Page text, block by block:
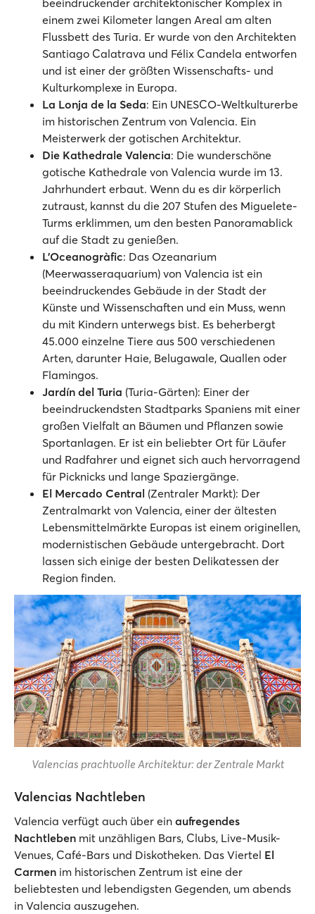
einem zwei Kilometer langen Areal am alten
Flussbett des Turia. Er wurde von den Architekten
Santiago Calatrava und Félix Candela entworfen
und ist einer der größten Wissenschafts- und
Kulturkomplexe in Europa.
La Lonja de la Seda: Ein UNESCO-Weltkulturerbe
im historischen Zentrum von Valencia. Ein
Meisterwerk der gotischen Architektur.
Die Kathedrale Valencia: Die wunderschöne
gotische Kathedrale von Valencia wurde im 13.
Jahrhundert erbaut. Wenn du es dir körperlich
zutraust, kannst du die 207 Stufen des Miguelete-
Turms erklimmen, um den besten Panoramablick
auf die Stadt zu genießen.
L'Oceanogràfic: Das Ozeanarium
(Meerwasseraquarium) von Valencia ist ein
beeindruckendes Gebäude in der Stadt der
Künste und Wissenschaften und ein Muss, wenn
du mit Kindern unterwegs bist. Es beherbergt
45.000 einzelne Tiere aus 500 verschiedenen
Arten, darunter Haie, Belugawale, Quallen oder
Flamingos.
Jardín del Turia (Turia-Gärten): Einer der
beeindruckendsten Stadtparks Spaniens mit einer
großen Vielfalt an Bäumen und Pflanzen sowie
Sportanlagen. Er ist ein beliebter Ort für Läufer
und Radfahrer und eignet sich auch hervorragend
für Picknicks und lange Spaziergänge.
El Mercado Central (Zentraler Markt): Der
Zentralmarkt von Valencia, einer der ältesten
Lebensmittelmärkte Europas ist einem originellen,
modernistischen Gebäude untergebracht. Dort
lassen sich einige der besten Delikatessen der
Region finden.
Valencias prachtvolle Architektur: der Zentrale Markt
Valencias Nachtleben
Valencia verfügt auch über ein aufregendes
Nachtleben mit unzähligen Bars, Clubs, Live-Musik-
Venues, Café-Bars und Diskotheken. Das Viertel El
Carmen im historischen Zentrum ist eine der
beliebtesten und lebendigsten Gegenden, um abends
in Valencia auszugehen.